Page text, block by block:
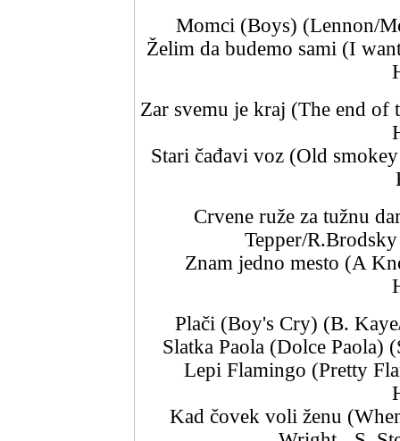
Momci (Boys) (Lennon/
Želim da budemo sami (I
Zar svemu je kraj (The end
Stari čađavi voz (Old
Crvene ruže za tužnu
Tepper/
Znam jedno mesto (A
Plači (Boy's Cry) (B.
Slatka Paola (Dolce Paola)
Lepi Flamingo (Pretty
Kad čovek voli ženu